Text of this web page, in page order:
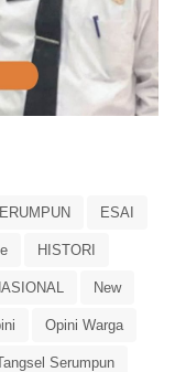
ESAI
HISTORI
New
Opini Warga
Serumpun